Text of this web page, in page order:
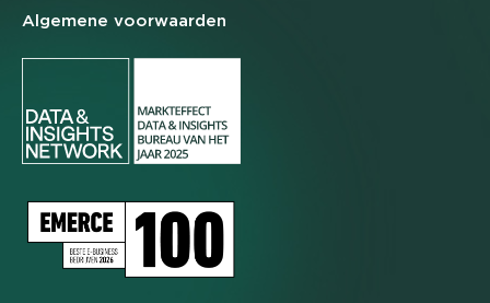
Algemene voorwaarden